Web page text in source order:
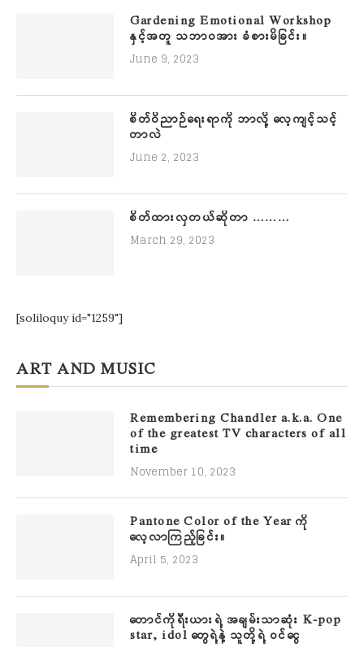
Gardening Emotional Workshop
နှင့်အတူ သဘာဝအား ခံစားမိခြင်း။
June 9, 2023
စိတ်ဝိညာဉ်ရေးရာကို ဘာလို့ လေ့ကျင့်သင့်
တာလဲ
June 2, 2023
စိတ်ထားလှတယ်ဆိုတာ ………
March 29, 2023
[soliloquy id="1259"]
ART AND MUSIC
Remembering Chandler a.k.a. One
of the greatest TV characters of all
time
November 10, 2023
Pantone Color of the Year ကို
လေ့လာကြည့်ခြင်း။
April 5, 2023
တောင်ကိုရီးယားရဲ့ အချမ်းသာဆုံး K-pop
star, idol တွေရဲ့နဲ့ သူတို့ရဲ့ ဝင်ငွေ